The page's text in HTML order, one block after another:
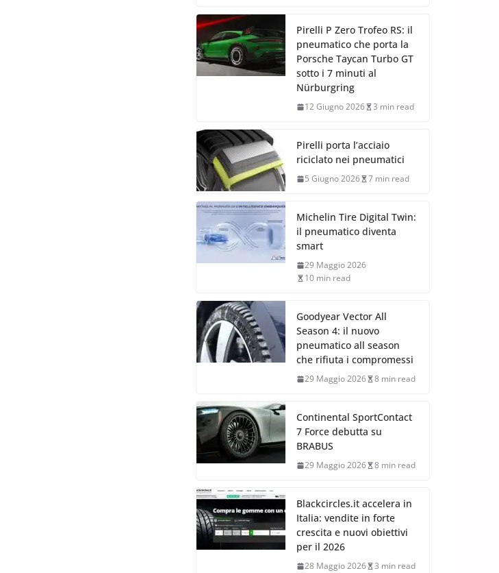
Pirelli P Zero Trofeo RS: il
pneumatico che porta la
Porsche Taycan Turbo GT
sotto i 7 minuti al
Nürburgring
12 Giugno 2026 3 min read
Pirelli porta l’acciaio
riciclato nei pneumatici
5 Giugno 2026 7 min read
Michelin Tire Digital Twin:
il pneumatico diventa
smart
29 Maggio 2026
10 min read
Goodyear Vector All
Season 4: il nuovo
pneumatico all season
che rifiuta i compromessi
29 Maggio 2026 8 min read
Continental SportContact
7 Force debutta su
BRABUS
29 Maggio 2026 8 min read
Blackcircles.it accelera in
Italia: vendite in forte
crescita e nuovi obiettivi
per il 2026
28 Maggio 2026 3 min read